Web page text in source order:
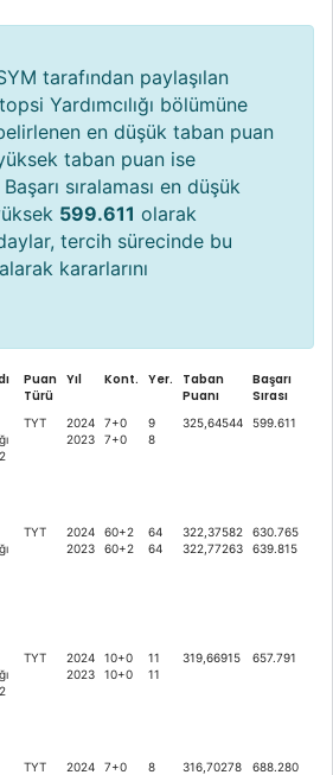
tarafından paylaşılan
Yardımcılığı bölümüne
en düşük taban puan
taban puan ise
Başarı sıralaması en düşük
599.611 olarak
tercih sürecinde bu
kararlarını
Puan
Türü
Yıl Kont. Yer.
Taban
Puanı
Başarı
Sırası
TYT
2024
2023
7+0
7+0
9
8
325,64544 599.611
TYT
2024
2023
60+2
60+2
64
64
322,37582
322,77263
630.765
639.815
TYT
2024
2023
10+0
10+0
11
11
319,66915 657.791
TYT
2024
7+0
8
316,70278 688.280